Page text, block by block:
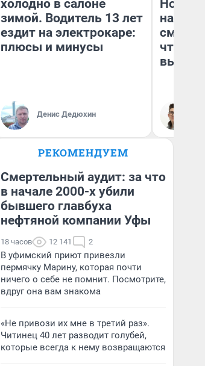
холодно в салоне
зимой. Водитель 13 лет
ездит на электрокаре:
плюсы и минусы
Денис Дедюхин
чтобы
РЕКОМЕНДУЕМ
Смертельный аудит: за что
в начале 2000-х убили
бывшего главбуха
нефтяной компании Уфы
18 часов 12 141 2
В уфимский приют привезли
пермячку Марину, которая почти
ничего о себе не помнит. Посмотрите,
вдруг она вам знакома
«Не привози их мне в третий раз».
Читинец 40 лет разводит голубей,
которые всегда к нему возвращаются